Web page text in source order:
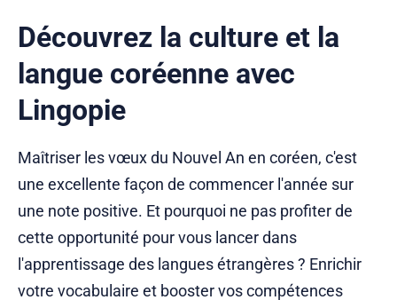
Découvrez la culture et la
langue coréenne avec
Lingopie
Maîtriser les vœux du Nouvel An en coréen, c'est
une excellente façon de commencer l'année sur
une note positive. Et pourquoi ne pas profiter de
cette opportunité pour vous lancer dans
l'apprentissage des langues étrangères ? Enrichir
votre vocabulaire et booster vos compétences